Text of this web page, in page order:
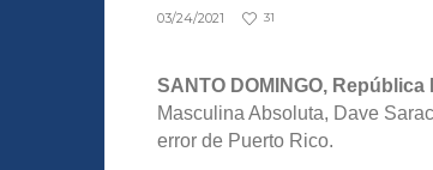
03/24/2021 31
SANTO DOMINGO,
Masculina Absoluta, Dave
error de Puerto Rico.